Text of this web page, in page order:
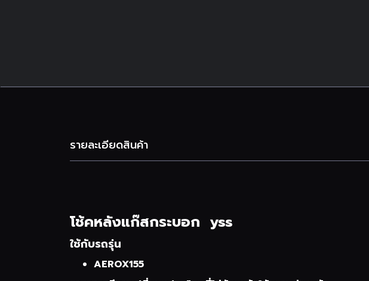
รายละเอียดสินค้า
โช้คหลังแก๊สกระบอก yss
ใช้กับรถรุ่น
AEROX155